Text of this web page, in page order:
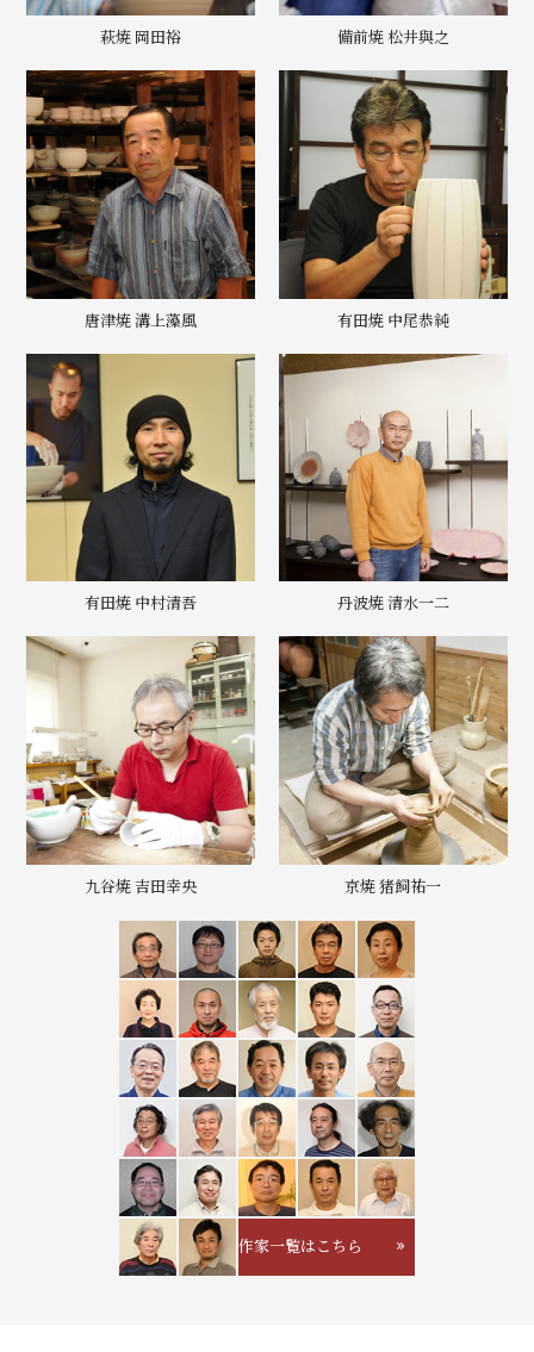
萩焼 岡田裕 備前焼 松井與之
唐津焼 溝上藻風 有田焼 中尾恭純
有田焼 中村清吾 丹波焼 清水一二
九谷焼 吉田幸央 京焼 猪飼祐一
作家一覧はこちら